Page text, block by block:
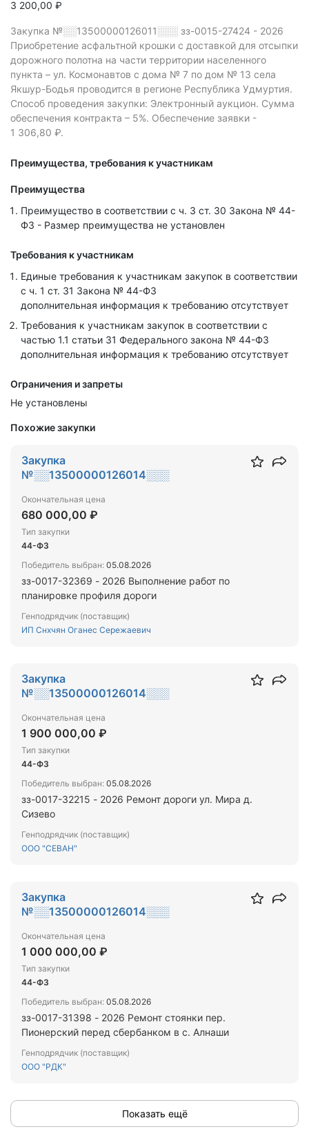
3 200,00 ₽
Закупка №░░13500000126011░░░ зз-0015-27424 - 2026
Приобретение асфальтной крошки с доставкой для отсыпки
дорожного полотна на части территории населенного
пункта – ул. Космонавтов с дома № 7 по дом № 13 села
Якшур-Бодья проводится в регионе Республика Удмуртия.
Способ проведения закупки: Электронный аукцион. Сумма
обеспечения контракта – 5%. Обеспечение заявки -
1 306,80 ₽.
Преимущества, требования к участникам
Преимущества
Преимущество в соответствии с ч. 3 ст. 30 Закона № 44-
ФЗ - Размер преимущества не установлен
Требования к участникам
Единые требования к участникам закупок в соответствии
с ч. 1 ст. 31 Закона № 44-ФЗ
дополнительная информация к требованию отсутствует
Требования к участникам закупок в соответствии с
частью 1.1 статьи 31 Федерального закона № 44-ФЗ
дополнительная информация к требованию отсутствует
Ограничения и запреты
Не установлены
Похожие закупки
Закупка
№░░13500000126014░░░
Окончательная цена
680 000,00 ₽
Тип закупки
44-ФЗ
Победитель выбран: 05.08.2026
зз-0017-32369 - 2026 Выполнение работ по
планировке профиля дороги
Генподрядчик (поставщик)
ИП Снхчян Оганес Сережаевич
Закупка
№░░13500000126014░░░
Окончательная цена
1 900 000,00 ₽
Тип закупки
44-ФЗ
Победитель выбран: 05.08.2026
зз-0017-32215 - 2026 Ремонт дороги ул. Мира д.
Сизево
Генподрядчик (поставщик)
ООО "СЕВАН"
Закупка
№░░13500000126014░░░
Окончательная цена
1 000 000,00 ₽
Тип закупки
44-ФЗ
Победитель выбран: 05.08.2026
зз-0017-31398 - 2026 Ремонт стоянки пер.
Пионерский перед сбербанком в с. Алнаши
Генподрядчик (поставщик)
ООО "РДК"
Показать ещё